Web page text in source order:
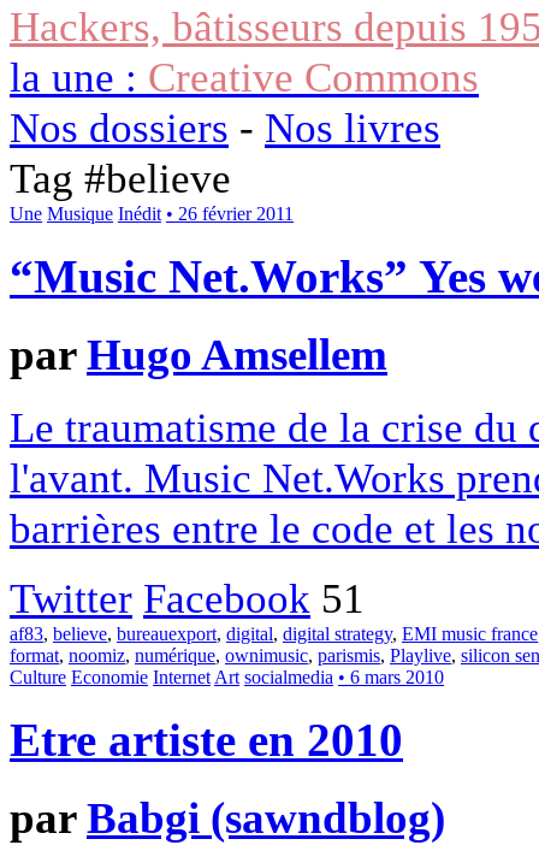
Hackers, bâtisseurs depuis
la une : Creative Commons
Nos dossiers - Nos livres
Tag #believe
Une Musique Inédit • 26 février 2011
“Music Net.Works” Yes
parHugo Amsellem
Le traumatisme de la crise du
l'avant. Music Net.Works
barrières entre le code et les
Twitter Facebook 51
af83, believe, bureauexport, digital, digital strategy, EMI music france
format, noomiz, numérique, ownimusic, parismis, Playlive, silicon
Culture Economie InternetArt socialmedia • 6 mars 2010
Etre artiste en 2010
parBabgi (sawndblog)